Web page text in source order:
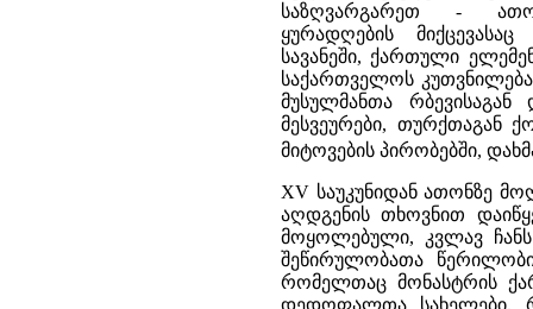
საზღვარგარეთ -
ყურადღების
სავანეში, ქართული
საქართველოს
მუსულმანთა
მესვეურები, თურქთაგან
მიტოვების პირობებში,
XV საუკუნიდან ათონზე
აღდგენის თხოვნით
მოყოლებული, კვლავ
შეწირულობათა
რომელთაც მონასტრის